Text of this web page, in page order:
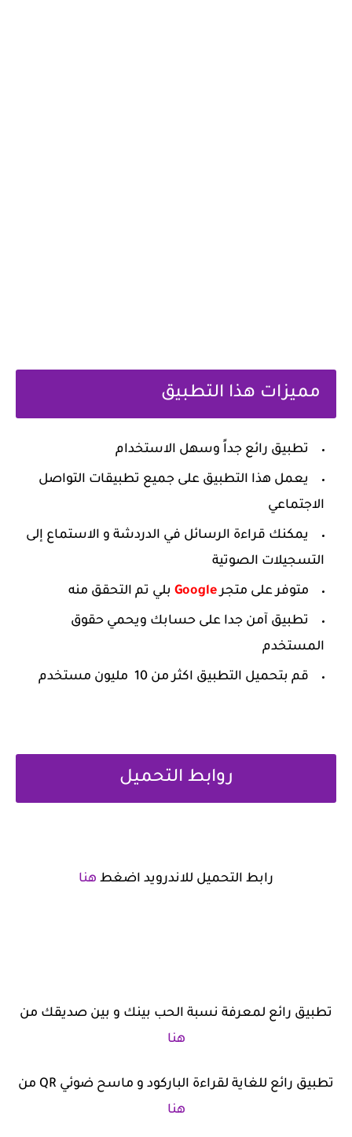
‏مميزات هذا التطبيق
‏تطبيق رائع جداً وسهل الاستخدام
‏يعمل هذا التطبيق على جميع تطبيقات التواصل
الاجتماعي
‏يمكنك قراءة الرسائل في الدردشة و الاستماع إلى
التسجيلات الصوتية
‏متوفر على متجر ‫ Google ‬ بلي تم التحقق منه
‏تطبيق آمن جدا على حسابك ويحمي حقوق
المستخدم
‏قم بتحميل التطبيق اكثر من 10 مليون مستخدم
روابط التحميل
رابط التحميل للاندرويد اضغط هنا
تطبيق رائع لمعرفة نسبة الحب بينك و بين صديقك من
هنا
تطبيق رائع للغاية لقراءة الباركود و ماسح ضوئي QR من
هنا